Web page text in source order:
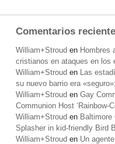
Comentarios
William+Stroud en Hombres
cristianos en ataques en los
William+Stroud en
Las
su nuevo barrio era
William+Stroud en Gay
Communion Host ‘Rainbow-
William+Stroud en Baltimore
Splasher in kid-friendly Bird
William+Stroud en Un